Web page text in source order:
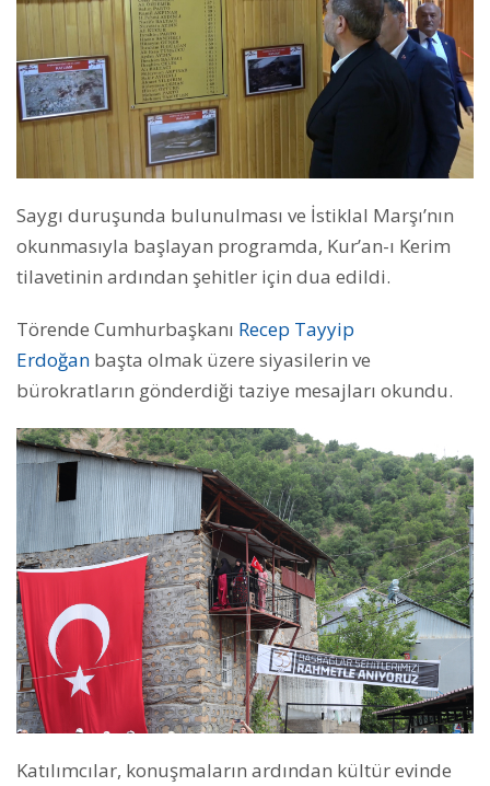
Saygı duruşunda bulunulması ve İstiklal Marşı’nın
okunmasıyla başlayan programda, Kur’an-ı Kerim
tilavetinin ardından şehitler için dua edildi.
Törende Cumhurbaşkanı Recep Tayyip
Erdoğan başta olmak üzere siyasilerin ve
bürokratların gönderdiği taziye mesajları okundu.
Katılımcılar, konuşmaların ardından kültür evinde